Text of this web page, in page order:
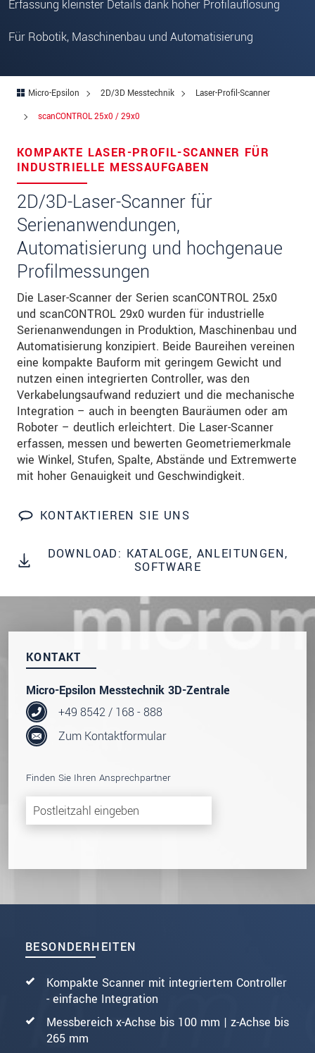
Erfassung kleinster Details dank hoher Profilauflösung
Für Robotik, Maschinenbau und Automatisierung
Micro-Epsilon 2D/3D Messtechnik
Laser-Profil-Scanner
scanCONTROL 25x0 / 29x0
KOMPAKTE LASER-PROFIL-SCANNER FÜR
INDUSTRIELLE MESSAUFGABEN
2D/3D-Laser-Scanner für
Serienanwendungen,
Automatisierung und hochgenaue
Profilmessungen
Die Laser-Scanner der Serien scanCONTROL 25x0
und scanCONTROL 29x0 wurden für industrielle
Serienanwendungen in Produktion, Maschinenbau und
Automatisierung konzipiert. Beide Baureihen vereinen
eine kompakte Bauform mit geringem Gewicht und
nutzen einen integrierten Controller, was den
Verkabelungsaufwand reduziert und die mechanische
Integration – auch in beengten Bauräumen oder am
Roboter – deutlich erleichtert. Die Laser-Scanner
erfassen, messen und bewerten Geometriemerkmale
wie Winkel, Stufen, Spalte, Abstände und Extremwerte
mit hoher Genauigkeit und Geschwindigkeit.
KONTAKTIEREN SIE UNS
DOWNLOAD: KATALOGE, ANLEITUNGEN,
SOFTWARE
BESONDERHEITEN
Kompakte Scanner mit integriertem Controller
- einfache Integration
Messbereich x-Achse bis 100 mm | z-Achse bis
265 mm
KONTAKT
Micro-Epsilon Messtechnik 3D-Zentrale
+49 8542 / 168 - 888
Zum Kontaktformular
Finden Sie Ihren Ansprechpartner
PLZ
Land*
Telefon
Email*
Nachricht
Bitte halten Sie mich per Mail über
Produktinnovationen auf dem Laufenden
* Pflichtangaben
Wir behandeln Ihre Daten vertraulich. Bitte lesen Sie
dazu unsereDatenschutzerklärung .
SENDEN